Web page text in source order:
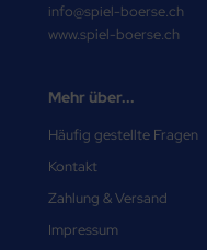
info@spiel-boerse.ch
www.spiel-boerse.ch
Mehr über...
Häufig gestellte Fragen
Kontakt
Zahlung & Versand
Impressum